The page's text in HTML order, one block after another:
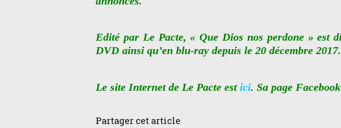
Edité par Le Pacte, « Que Dios nos perdone » est
DVD ainsi qu’en blu-ray depuis le 20 décembre 2017.
Le site Internet de Le Pacte est ici. Sa page
Partager cet article